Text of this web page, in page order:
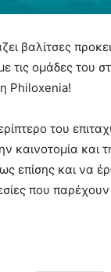
βαλίτσες
τις ομάδες του
Philoxenia!
του
καινοτομία και
επίσης και να
που παρέχουν